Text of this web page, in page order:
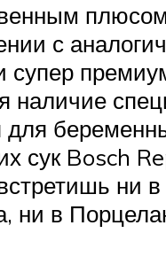
с
супер
наличие
для
сук Bosch
ни
ни в